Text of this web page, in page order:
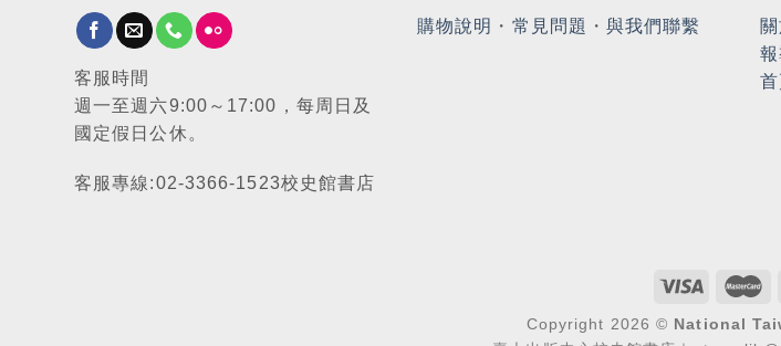
客服時間
週一至週六9:00～17:00，每周日及
國定假日公休。
客服專線:02-3366-1523校史館書店
購物說明 ・ 常見問題 ・與我們聯繫
Copyright 2026 © National